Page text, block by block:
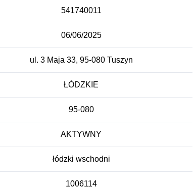
541740011
06/06/2025
ul. 3 Maja 33, 95-080 Tuszyn
ŁÓDZKIE
95-080
AKTYWNY
łódzki wschodni
1006114